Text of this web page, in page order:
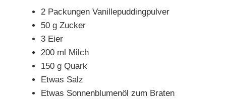
2 Packungen Vanillepuddingpulver
50 g Zucker
3 Eier
200 ml Milch
150 g Quark
Etwas Salz
Etwas Sonnenblumenöl zum Braten